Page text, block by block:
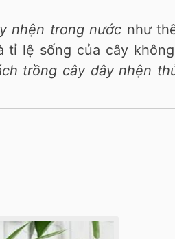
nhện trong nước như
tỉ lệ sống của cây
trồng cây dây nhện